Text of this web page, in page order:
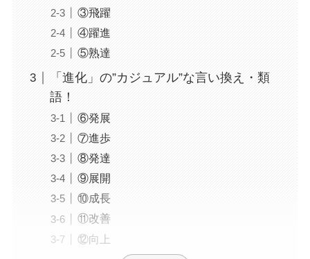
③飛躍
④躍進
⑤熟達
「進化」の”カジュアル”な言い換え・類
語！
⑥発展
⑦進歩
⑧発達
⑨展開
⑩成長
⑪改善
⑫向上